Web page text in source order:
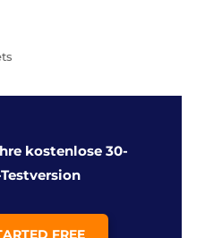
kostenlose 30-
FREE